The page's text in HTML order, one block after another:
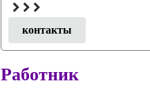
контакты
Работник